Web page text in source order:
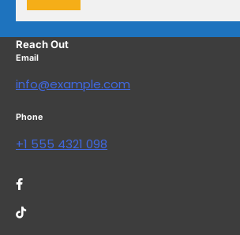
Reach Out
Email
info@example.com
Phone
+1 555 4321 098